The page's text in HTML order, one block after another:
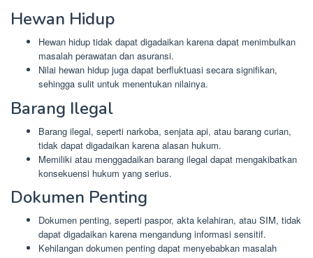
Hewan Hidup
Hewan hidup tidak dapat digadaikan karena dapat menimbulkan
masalah perawatan dan asuransi.
Nilai hewan hidup juga dapat berfluktuasi secara signifikan,
sehingga sulit untuk menentukan nilainya.
Barang Ilegal
Barang ilegal, seperti narkoba, senjata api, atau barang curian,
tidak dapat digadaikan karena alasan hukum.
Memiliki atau menggadaikan barang ilegal dapat mengakibatkan
konsekuensi hukum yang serius.
Dokumen Penting
Dokumen penting, seperti paspor, akta kelahiran, atau SIM, tidak
dapat digadaikan karena mengandung informasi sensitif.
Kehilangan dokumen penting dapat menyebabkan masalah